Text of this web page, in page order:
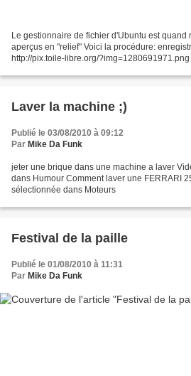
Le gestionnaire de fichier d'Ubuntu est quand
aperçus en "relief" Voici la procédure:
http://pix.toile-libre.org/
Laver la machine ;)
Publié le 03/08/2010 à 09:12
Par Mike Da Funk
jeter une brique dans une machine a laver
dans Humour Comment laver une FERRARI
sélectionnée dans Moteurs
Festival de la paille
Publié le 01/08/2010 à 11:31
Par Mike Da Funk